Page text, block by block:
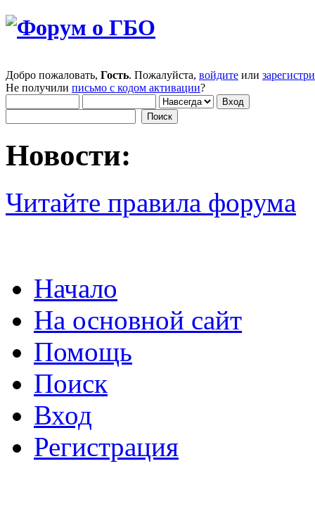
Добро пожаловать, Гость. Пожалуйста, войдите или
Не получили письмо с кодом активации?
Новости:
Читайте правила форума
Начало
На основной сайт
Помощь
Поиск
Вход
Регистрация